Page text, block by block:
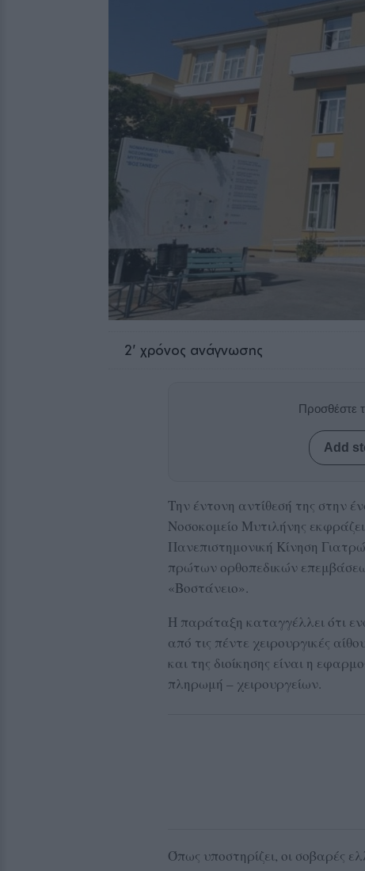
2' χρόνος ανάγνωσης
Προσθέστε
Add
Την έντονη αντίθεσή της στην
Νοσοκομείο Μυτιλήνης
Πανεπιστημονική Κίνηση
πρώτων ορθοπεδικών
«Βοστάνειο».
Η παράταξη καταγγέλλει ότι
από τις πέντε χειρουργικές
και της διοίκησης είναι η
πληρωμή – χειρουργείων.
Όπως υποστηρίζει, οι σοβαρές